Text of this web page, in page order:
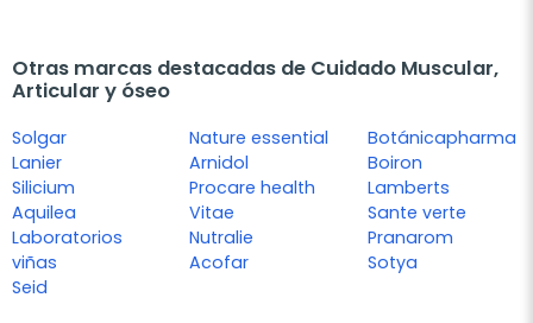
Otras marcas destacadas de Cuidado Muscular,
Articular y óseo
Solgar
Lanier
Silicium
Aquilea
Laboratorios
viñas
Seid
Nature essential
Arnidol
Procare health
Vitae
Nutralie
Acofar
Botánicapharma
Boiron
Lamberts
Sante verte
Pranarom
Sotya